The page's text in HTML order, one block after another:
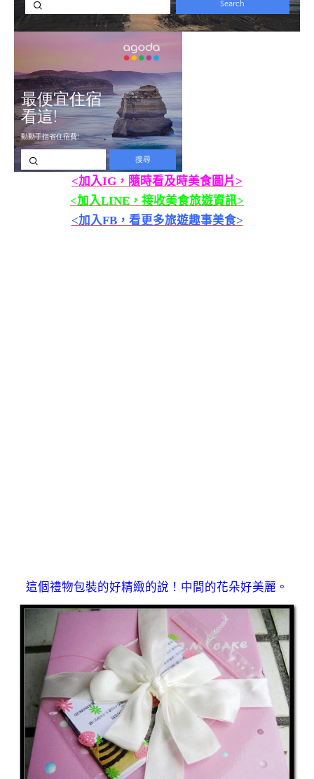
<加入IG，隨時看及時美食圖片>
<加入LINE，接收美食旅遊資訊>
<加入FB，看更多旅遊趣事美食>
這個禮物包裝的好精緻的說！中間的花朵好美麗。